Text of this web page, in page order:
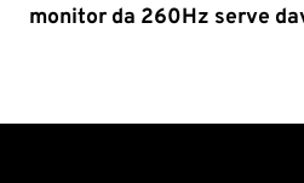
monitor da 260Hz serve